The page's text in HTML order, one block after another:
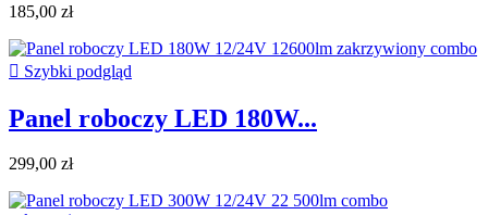
185,00 zł
 Szybki podgląd
Panel roboczy LED 180W...
299,00 zł